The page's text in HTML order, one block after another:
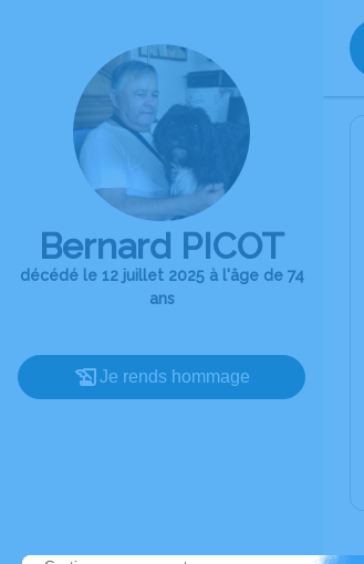
Bernard PICOT
décédé le 12 juillet 2025 à l'âge de 74
ans
Je rends hommage